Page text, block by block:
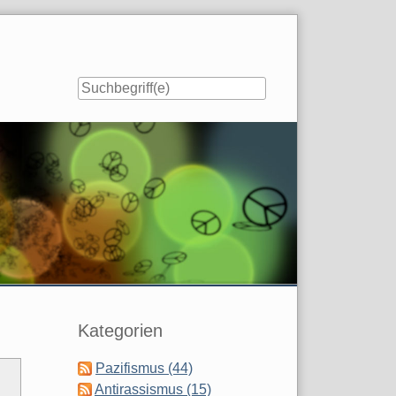
Seitenleiste
Kategorien
Pazifismus (44)
Antirassismus (15)